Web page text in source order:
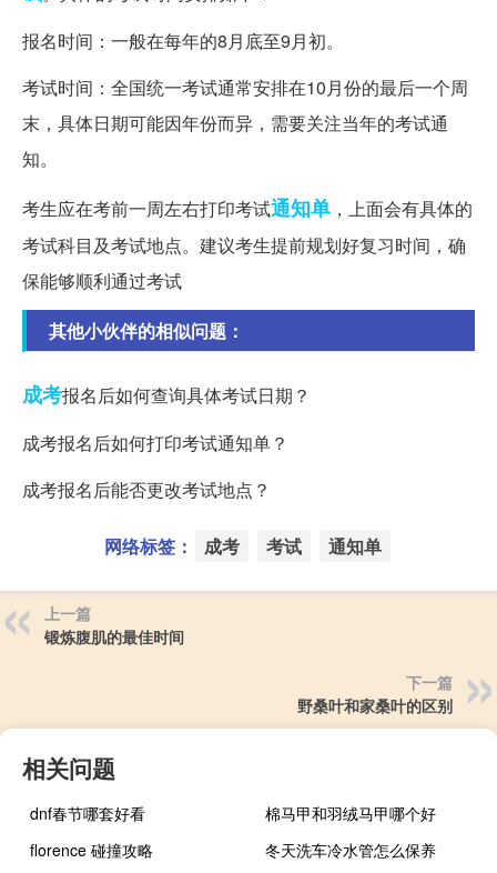
报名时间：一般在每年的8月底至9月初。
考试时间：全国统一考试通常安排在10月份的最后一个周
末，具体日期可能因年份而异，需要关注当年的考试通
知。
考生应在考前一周左右打印考试通知单 ，上面会有具体的
考试科目及考试地点。建议考生提前规划好复习时间，确
保能够顺利通过考试
其他小伙伴的相似问题：
成考报名后如何查询具体考试日期？
成考报名后如何打印考试通知单？
成考报名后能否更改考试地点？
网络标签： 成考 考试 通知单
上一篇
锻炼腹肌的最佳时间
下一篇
野桑叶和家桑叶的区别
相关问题
dnf春节哪套好看
棉马甲和羽绒马甲哪个好
florence 碰撞攻略
冬天洗车冷水管怎么保养